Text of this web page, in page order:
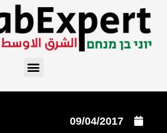
09/04/2017